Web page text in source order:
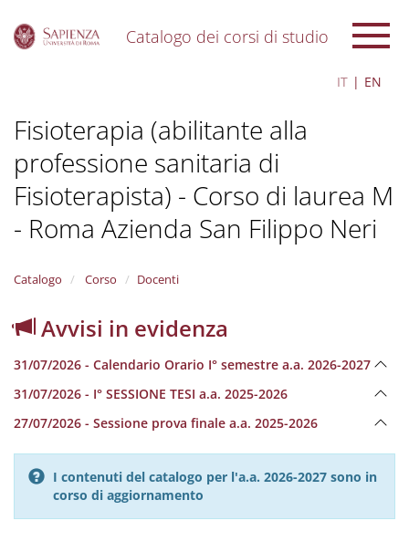
Catalogo dei corsi di studio
IT EN
Fisioterapia (abilitante alla
professione sanitaria di
Fisioterapista) - Corso di laurea M
- Roma Azienda San Filippo Neri
Catalogo Corso Docenti
Avvisi in evidenza
31/07/2026 - Calendario Orario I° semestre a.a. 2026-2027
31/07/2026 - I° SESSIONE TESI a.a. 2025-2026
27/07/2026 - Sessione prova finale a.a. 2025-2026
I contenuti del catalogo per l'a.a. 2026-2027 sono in
corso di aggiornamento